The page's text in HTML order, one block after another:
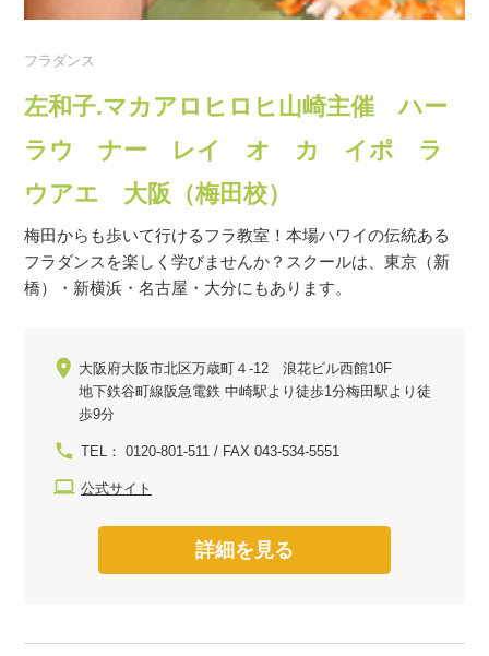
フラダンス
左和子.マカアロヒロヒ山崎主催 ハー
ラウ ナー レイ オ カ イポ ラ
ウアエ 大阪（梅田校）
梅田からも歩いて行けるフラ教室！本場ハワイの伝統ある
フラダンスを楽しく学びませんか？スクールは、東京（新
橋）・新横浜・名古屋・大分にもあります。
大阪府大阪市北区万歳町４-12 浪花ビル西館10F
地下鉄谷町線阪急電鉄 中崎駅より徒歩1分梅田駅より徒
歩9分
TEL： 0120-801-511 / FAX 043-534-5551
公式サイト
詳細を見る